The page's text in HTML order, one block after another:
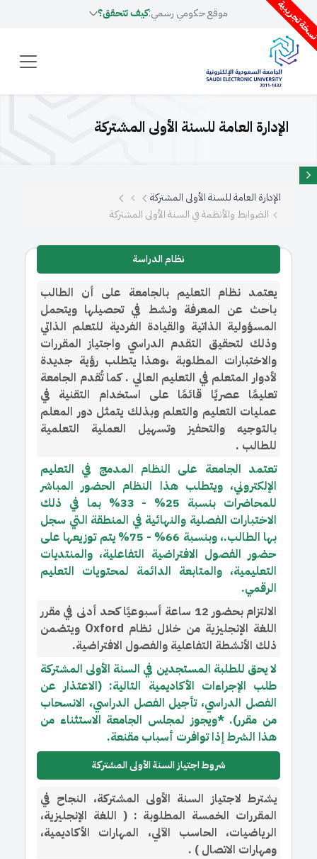
تجريبية موقع حكومي رسمي:كيف تتحقق؟
الإدارة العامة للسنة الأولى المشتركة
الإدارة العامة للسنة الأولى المشتركة
الضوابط والأنظمة في السنة الأولى المشتركة
​​​​نظام الدراسة
يعتمد نظام التعليم بالجامعة على أن الطالب
باحث عن المعرفة ونشط في تحصيلها ويتحمل
المسؤولية الذاتية والقيادة الفردية للتعلم الذاتي
وذلك لتحقيق التقدم الدراسي واجتياز المقررات
والاختبارات المطلوبة ،وهذا يتطلب رؤية جديدة
لأدوار المتعلم في التعليم العالي . كما تُقدم الجامعة
تعليمًا عصريًا قائمًا على استخدام التقنية في
عمليات التعليم والتعلم وبذلك يتمثل دور المعلم
بالتوجيه والتحفيز وتسهيل العملية التعلمية
للطالب .
تعتمد الجامعة على النظام المدمج في التعليم
الإلكتروني، ويتطلب هذا النظام الحضور المباشر
للمحاضرات بنسبة 25% - 33% بما في ذلك
الاختبارات الفصلية والنهائية في المنطقة التي سجل
بها الطالب.، وبنسبة 66% - 75% يتم توزيعها على
حضور الفصول الافتراضية التفاعلية، والمنتديات
التعليمية، والمتابعة الدائمة لمحتويات التعليم
الرقمي.
الالتزام بحضور 12 ساعة أسبوعيًا كحد أدنى في مقرر
اللغة الإنجليزية من خلال نظام Oxford ويتضمن
ذلك الأنشطة التفاعلية والفصول الافتراضية.
لا يحق للطلبة المستجدين في السنة الأولى المشتركة
طلب الإجراءات الأكاديمية التالية: (الاعتذار عن
الفصل الدراسي، تأجيل الفصل الدراسي، الانسحاب
من مقرر). *ويجوز لمجلس الجامعة الاستثناء من
هذا الشرط إذا توافرت أسباب مقنعة.
شروط اجتياز السنة الأولى المشتركة
يشترط لاجتياز السنة الأولى المشتركة، النجاح في
المقررات الخمسة المطلوبة : ( اللغة الإنجليزية،
الرياضيات، الحاسب الآلي، المهارات الأكاديمية،
ومهارات الاتصال ) .